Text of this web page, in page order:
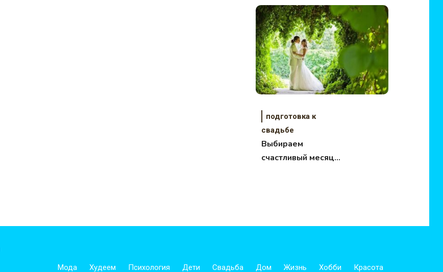
подготовка к
свадьбе
Выбираем
счастливый месяц
Мода Худеем Психология Дети Свадьба Дом Жизнь Хобби Красота